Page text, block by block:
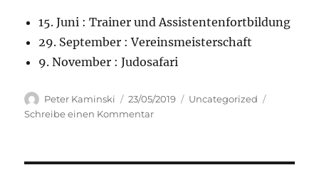
15. Juni : Trainer und Assistentenfortbildung
29. September : Vereinsmeisterschaft
9. November : Judosafari
Autor
Peter Kaminski
Veröffentlicht
am
23/05/2019 Kategorien
Uncategorized
Schreibe einen Kommentarzu